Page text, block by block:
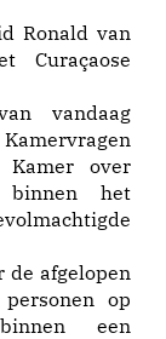
Ronald van
Curaçaose
vandaag
Kamervragen
over
binnen het
de afgelopen
op
een